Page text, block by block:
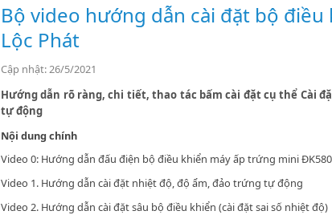
Bộ video hướng dẫn cài đặt bộ
Lộc Phát
Cập nhật: 26/5/2021
Hướng dẫn rõ ràng, chi tiết, thao tác bấm cài đặt cụ thể Cài
tự động
Nội dung chính
Video 0: Hướng dẫn đấu điện bộ điều khiển máy ấp trứng mini ĐK580
Video 1. Hướng dẫn cài đặt nhiệt độ, độ ẩm, đảo trứng tự động
Video 2. Hướng dẫn cài đặt sâu bộ điều khiển (cài đặt sai số nhiệt độ)